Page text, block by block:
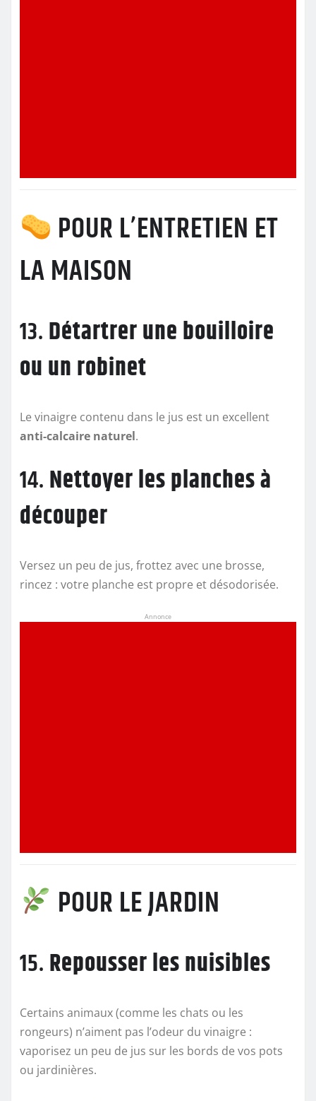
POUR L’ENTRETIEN ET
LA MAISON
13.Détartrer une bouilloire
ou un robinet
Le vinaigre contenu dans le jus est un excellent
anti-calcaire naturel.
14.Nettoyer les planches à
découper
Versez un peu de jus, frottez avec une brosse,
rincez : votre planche est propre et désodorisée.
Annonce
POUR LE JARDIN
15.Repousser les nuisibles
Certains animaux (comme les chats ou les
rongeurs) n’aiment pas l’odeur du vinaigre :
vaporisez un peu de jus sur les bords de vos pots
ou jardinières.